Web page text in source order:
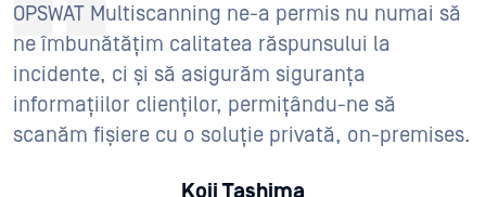
OPSWAT Multiscanning ne-a permis nu numai să
ne îmbunătățim calitatea răspunsului la
incidente, ci și să asigurăm siguranța
informațiilor clienților, permițându-ne să
scanăm fișiere cu o soluție privată, on-premises.
Koji Tashima